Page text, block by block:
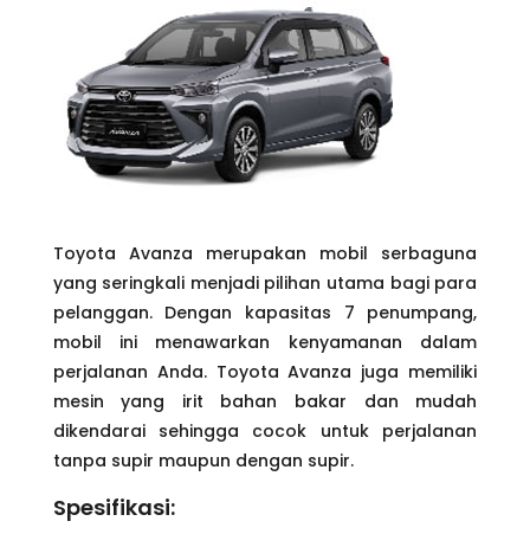
Toyota Avanza merupakan mobil serbaguna
yang seringkali menjadi pilihan utama bagi para
pelanggan. Dengan kapasitas 7 penumpang,
mobil ini menawarkan kenyamanan dalam
perjalanan Anda. Toyota Avanza juga memiliki
mesin yang irit bahan bakar dan mudah
dikendarai sehingga cocok untuk perjalanan
tanpa supir maupun dengan supir.
Spesifikasi: